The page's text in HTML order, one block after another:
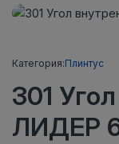
Категория:Плинтус
301
ЛИДЕР